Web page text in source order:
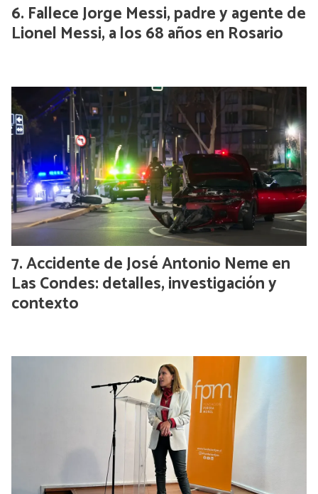
Fallece Jorge Messi, padre y agente de
Lionel Messi, a los 68 años en Rosario
Accidente de José Antonio Neme en
Las Condes: detalles, investigación y
contexto